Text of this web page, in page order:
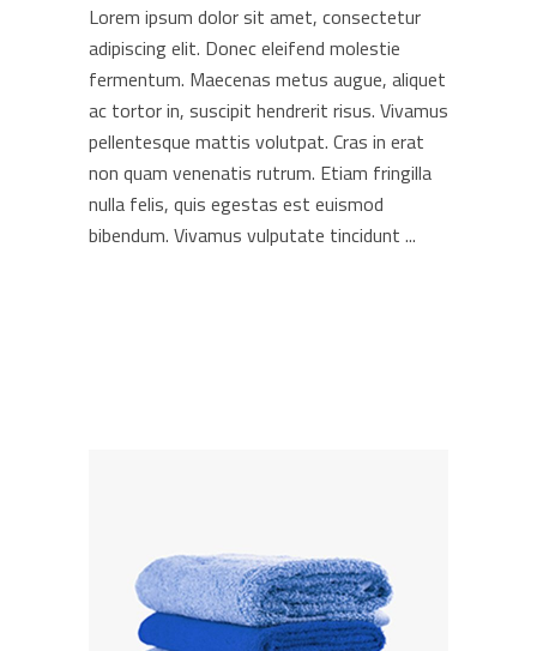
Lorem ipsum dolor sit amet, consectetur
adipiscing elit. Donec eleifend molestie
fermentum. Maecenas metus augue, aliquet
ac tortor in, suscipit hendrerit risus. Vivamus
pellentesque mattis volutpat. Cras in erat
non quam venenatis rutrum. Etiam fringilla
nulla felis, quis egestas est euismod
bibendum. Vivamus vulputate tincidunt